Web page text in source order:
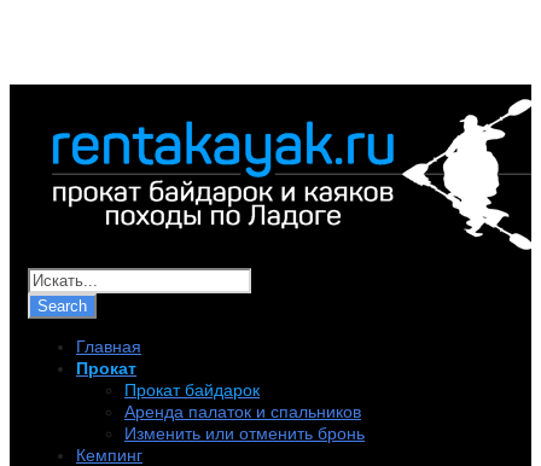
Главная
Прокат
Прокат байдарок
Аренда палаток и спальников
Изменить или отменить бронь
Кемпинг